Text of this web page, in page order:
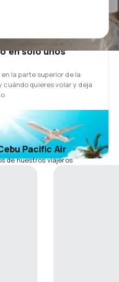
en solo unos
la parte superior de la
cuándo quieres volar y deja
Pacific Air
de nuestros viajeros